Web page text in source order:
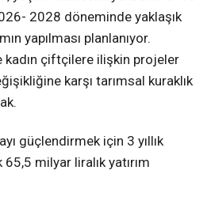
2028 döneminde yaklaşık
yapılması planlanıyor.
çiftçilere ilişkin projeler
karşı tarımsal kuraklık
güçlendirmek için 3 yıllık
milyar liralık yatırım